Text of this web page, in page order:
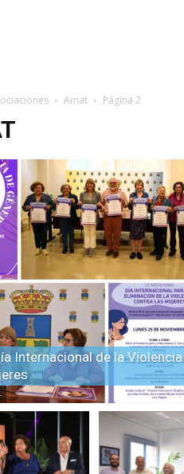
Amat Página 2
Internacional de la Violencia